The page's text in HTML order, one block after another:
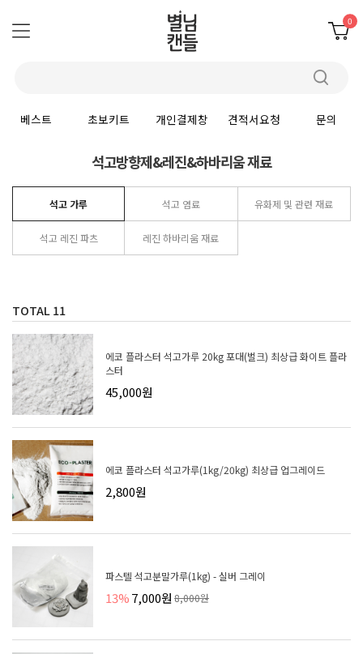
0
베스트 초보키트 개인결제창 견적서요청 문의
석고방향제&레진&하바리움 재료
석고 가루 석고 염료 유화제 및 관련 재료
석고 레진 파츠 레진 하바리움 재료
TOTAL 11
에코 플라스터 석고가루 20kg 포대(벌크) 최상급 화이트 플라
스터
45,000원
에코 플라스터 석고가루(1kg/20kg) 최상급 업그레이드
2,800원
파스텔 석고분말가루(1kg) - 실버 그레이
13%7,000원 8,000원